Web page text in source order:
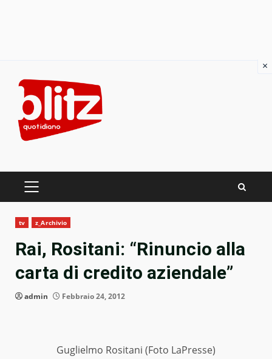
content
PRIMARY
tv z_Archivio
Rai, Rositani: “Rinuncio alla
carta di credito aziendale”
admin Febbraio 24, 2012
Guglielmo Rositani (Foto LaPresse)
×